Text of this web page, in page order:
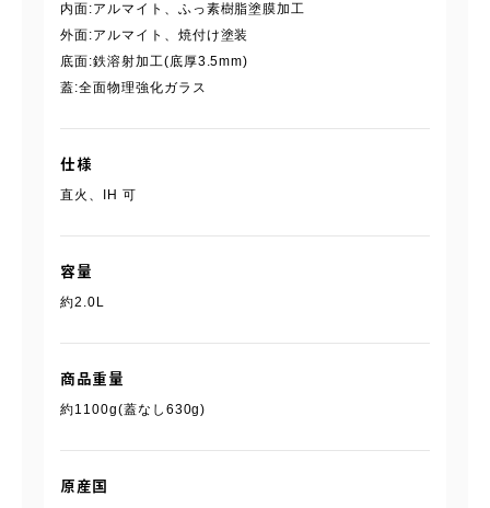
内面:アルマイト、ふっ素樹脂塗膜加工
外面:アルマイト、焼付け塗装
底面:鉄溶射加工(底厚3.5mm)
蓋:全面物理強化ガラス
仕様
直火、IH 可
容量
約2.0L
商品重量
約1100g(蓋なし630g)
原産国